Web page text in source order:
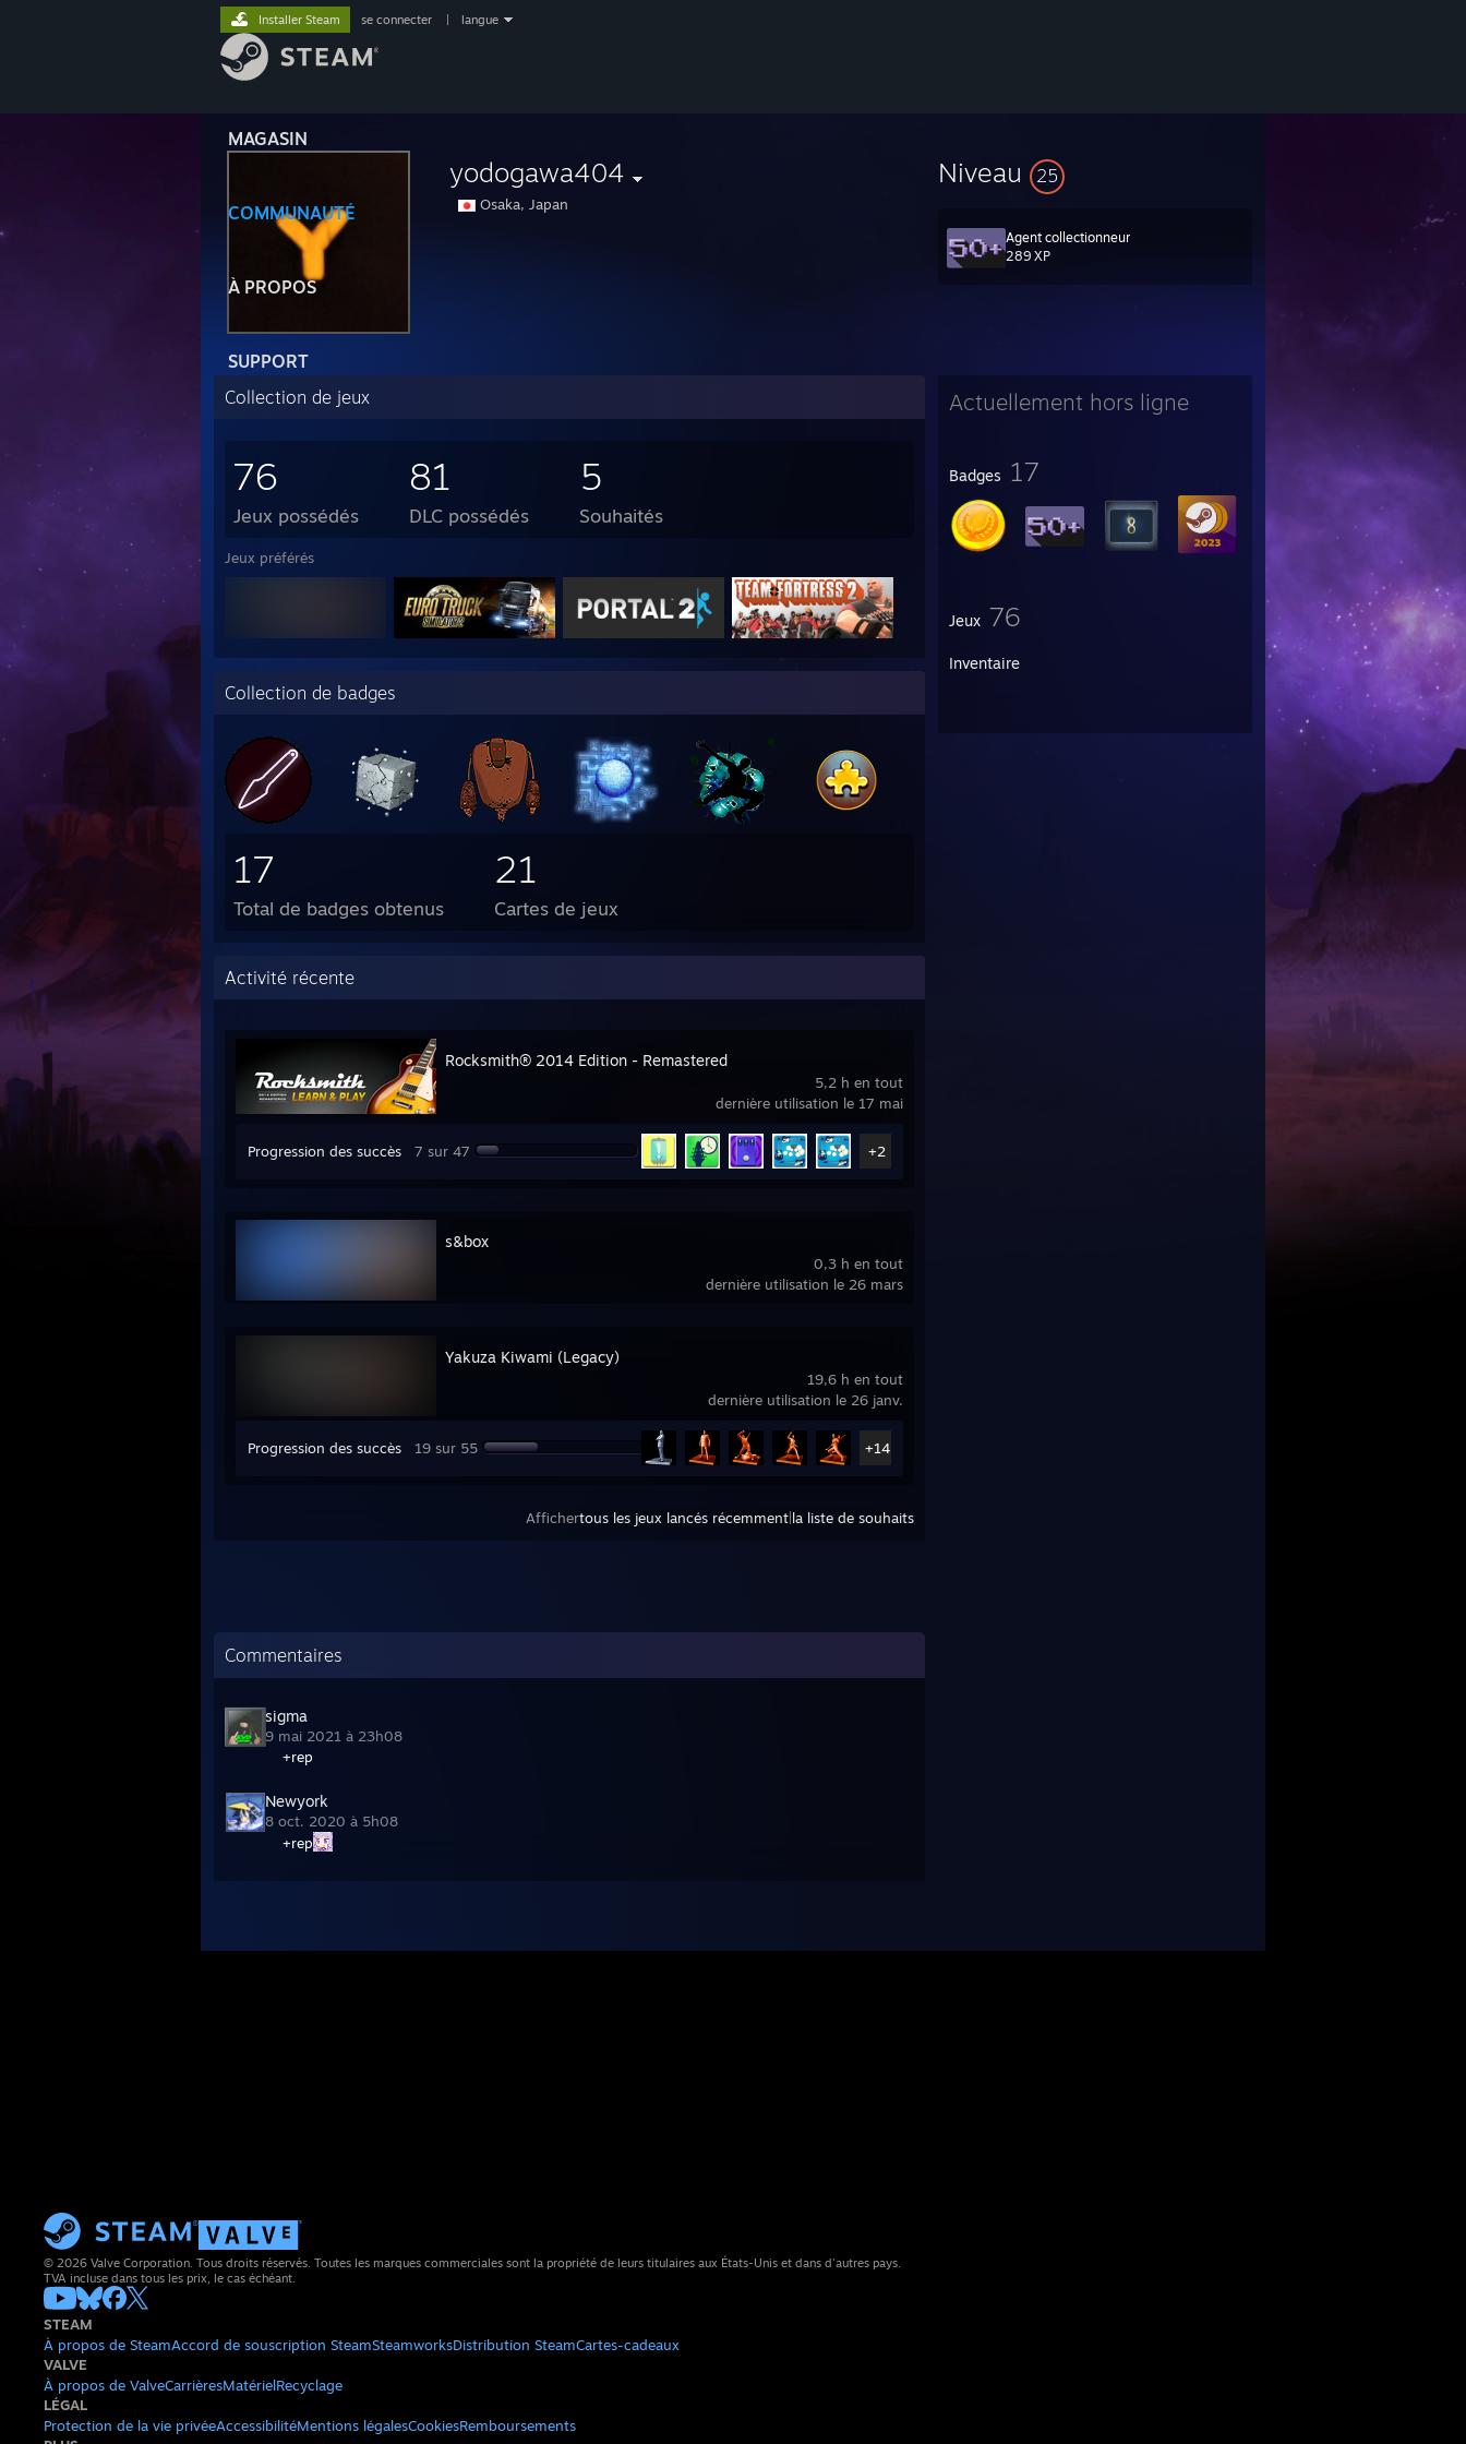
MAGASIN
COMMUNAUTÉ
À PROPOS
SUPPORT
Installer Steam se connecter langue
yodogawa404
Osaka, Japan
Niveau 25
Agent collectionneur
289 XP
Actuellement hors ligne
Badges 17
Jeux 76
Inventaire
Collection de jeux
76
Jeux possédés
81
DLC possédés
5
Souhaités
Jeux préférés
Collection de badges
17
Total de badges obtenus
21
Cartes de jeux
Activité récente
5,2 h en tout
dernière utilisation le 17 mai
Rocksmith® 2014 Edition - Remastered
Progression des succès 7 sur 47 +2
0,3 h en tout
dernière utilisation le 26 mars
s&box
19,6 h en tout
dernière utilisation le 26 janv.
Yakuza Kiwami (Legacy)
Progression des succès 19 sur 55 +14
Affichertous les jeux lancés récemment la liste de souhaits
Commentaires
sigma
9 mai 2021 à 23h08
+rep
Newyork
8 oct. 2020 à 5h08
+rep
© 2026 Valve Corporation. Tous droits réservés. Toutes les marques commerciales sont la propriété de leurs titulaires aux États-Unis et dans d'autres pays.
TVA incluse dans tous les prix, le cas échéant.
STEAM
À propos de SteamAccord de souscription SteamSteamworksDistribution SteamCartes-cadeaux
VALVE
À propos de ValveCarrièresMatérielRecyclage
LÉGAL
Protection de la vie privéeAccessibilitéMentions légalesCookiesRemboursements